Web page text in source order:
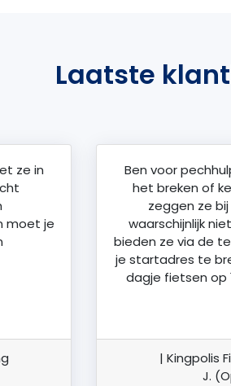
Laatste
ze in
moet je
Ben voor
het breken of
zeggen ze
waarschijnlijk
bieden ze via de
je startadres te
dagje fietsen op
| Kingpolis
J.